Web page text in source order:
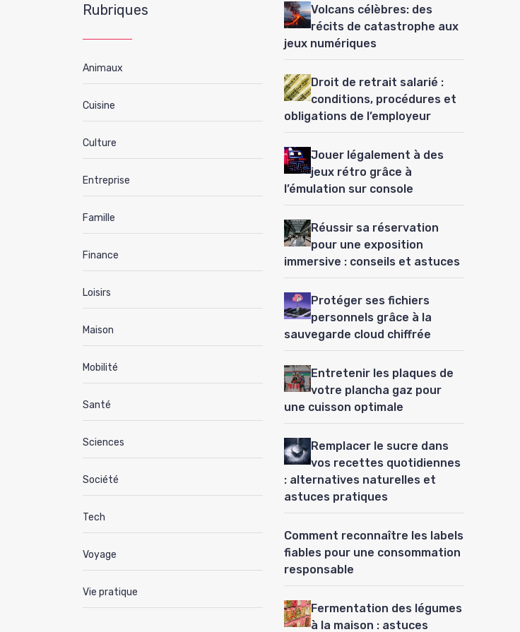
Rubriques
Animaux
Cuisine
Culture
Entreprise
Famille
Finance
Loisirs
Maison
Mobilité
Santé
Sciences
Société
Tech
Voyage
Vie pratique
Volcans célèbres: des
récits de catastrophe aux
jeux numériques
Droit de retrait salarié :
conditions, procédures et
obligations de l’employeur
Jouer légalement à des
jeux rétro grâce à
l’émulation sur console
Réussir sa réservation
pour une exposition
immersive : conseils et astuces
Protéger ses fichiers
personnels grâce à la
sauvegarde cloud chiffrée
Entretenir les plaques de
votre plancha gaz pour
une cuisson optimale
Remplacer le sucre dans
vos recettes quotidiennes
: alternatives naturelles et
astuces pratiques
Comment reconnaître les labels
fiables pour une consommation
responsable
Fermentation des légumes
à la maison : astuces